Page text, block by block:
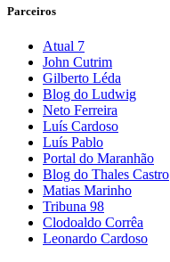
Parceiros
Atual 7
John Cutrim
Gilberto Léda
Blog do Ludwig
Neto Ferreira
Luís Cardoso
Luís Pablo
Portal do Maranhão
Blog do Thales Castro
Matias Marinho
Tribuna 98
Clodoaldo Corrêa
Leonardo Cardoso